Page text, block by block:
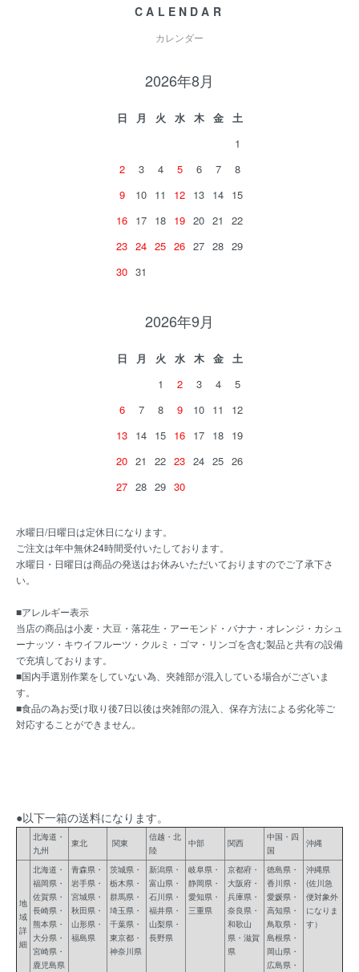
CALENDAR
カレンダー
2026年8月
日 月 火 水 木 金
土
1
2
3 4 5 6 7
8
9
10 11 12 13 14 15
16 17 18 19 20 21
22
23 24 25 26 27 28 29
30 31
2026年9月
日 月 火 水 木 金
土
1
2 3 4
5
6
7 8 9 10 11
12
13 14 15 16 17 18 19
20 21 22 23 24 25 26
27 28 29 30
水曜日/日曜日は定休日になります。
ご注文は年中無休24時間受付いたしております。
水曜日・日曜日は商品の発送はお休みいただいておりますのでご了承下さ
い。
■アレルギー表示
当店の商品は小麦・大豆・落花生・アーモンド・バナナ・オレンジ・カシュ
ーナッツ・キウイフルーツ・クルミ・ゴマ・リンゴを含む製品と共有の設備
で充填しております。
■国内手選別作業をしていない為、夾雑部が混入している場合がございま
す。
■食品の為お受け取り後7日以後は夾雑部の混入、保存方法による劣化等ご
対応することができません。
●以下一箱の送料になります。
北海道・
九州
東北 関東
信越・北
陸
中部 関西
中国・四
国
沖縄
地
域
詳
細
北海道・
福岡県・
佐賀県・
長崎県・
熊本県・
大分県・
宮崎県・
鹿児島県
青森県・
岩手県・
宮城県・
秋田県・
山形県・
福島県
茨城県・
栃木県・
群馬県・
埼玉県・
千葉県・
東京都・
神奈川県
新潟県・
富山県・
石川県・
福井県・
山梨県・
長野県
岐阜県・
静岡県・
愛知県・
三重県
京都府・
大阪府・
兵庫県・
奈良県・
和歌山
県・滋賀
県
徳島県・
香川県・
愛媛県・
高知県・
鳥取県・
島根県・
岡山県・
広島県・
沖縄県
(佐川急
便対象外
になりま
す）